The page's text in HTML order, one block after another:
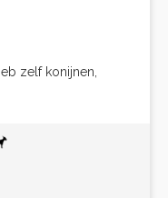
zelf konijnen,